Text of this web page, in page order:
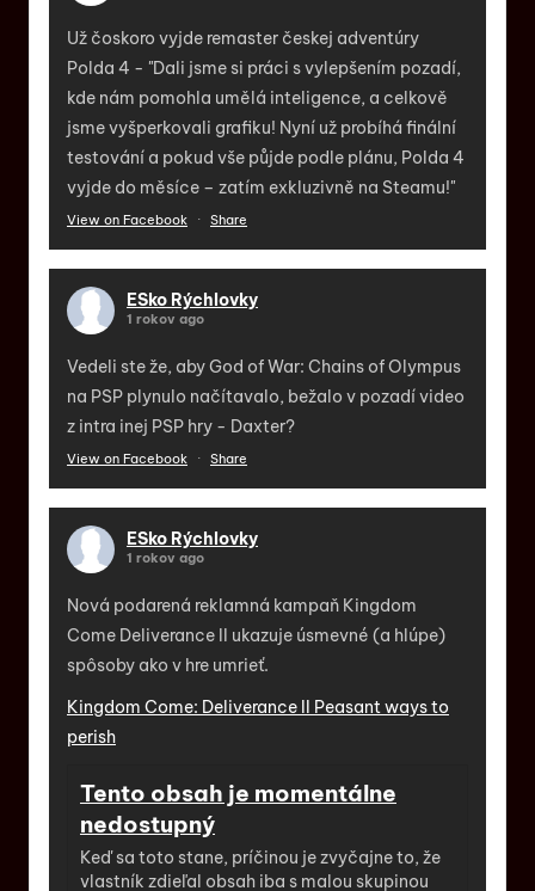
Už čoskoro vyjde remaster českej adventúry
Polda 4 - "Dali jsme si práci s vylepšením pozadí,
kde nám pomohla umělá inteligence, a celkově
jsme vyšperkovali grafiku! Nyní už probíhá finální
testování a pokud vše půjde podle plánu, Polda 4
vyjde do měsíce – zatím exkluzivně na Steamu!"
View on Facebook · Share
ESko Rýchlovky
1 rokov ago
Vedeli ste že, aby God of War: Chains of Olympus
na PSP plynulo načítavalo, bežalo v pozadí video
z intra inej PSP hry - Daxter?
View on Facebook · Share
ESko Rýchlovky
1 rokov ago
Nová podarená reklamná kampaň Kingdom
Come Deliverance II ukazuje úsmevné (a hlúpe)
spôsoby ako v hre umrieť.
Kingdom Come: Deliverance II Peasant ways to
perish
Tento obsah je momentálne
nedostupný
Keď sa toto stane, príčinou je zvyčajne to, že
vlastník zdieľal obsah iba s malou skupinou